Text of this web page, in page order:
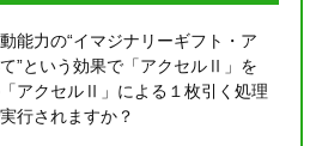
能力の“イマジナリーギフト・ア
”という効果で「アクセルⅡ」を
アクセルⅡ」による１枚引く処理
行されますか？